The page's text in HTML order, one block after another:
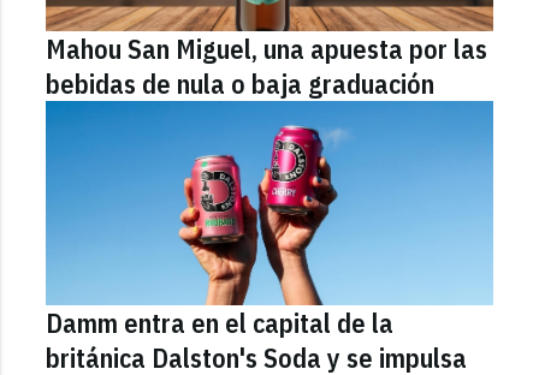
Mahou San Miguel, una apuesta por las
bebidas de nula o baja graduación
Damm entra en el capital de la
británica Dalston's Soda y se impulsa